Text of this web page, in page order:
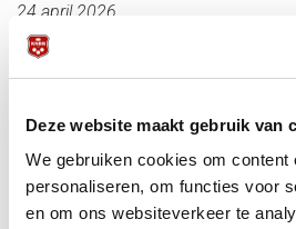
Deze website maakt gebruik van
We gebruiken cookies om content
personaliseren, om functies voor
en om ons websiteverkeer te
24 april 2026